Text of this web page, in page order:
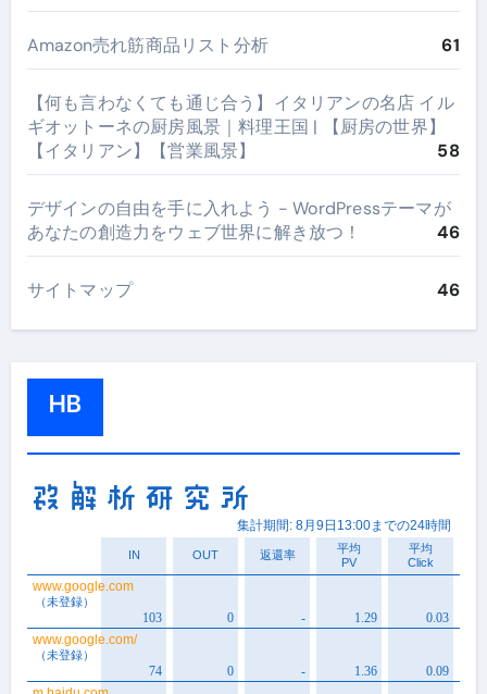
Amazon売れ筋商品リスト分析 61
【何も言わなくても通じ合う】イタリアンの名店 イル
ギオットーネの厨房風景｜料理王国 | 【厨房の世界】
【イタリアン】【営業風景】
58
デザインの自由を手に入れよう - WordPressテーマが
あなたの創造力をウェブ世界に解き放つ！
46
サイトマップ 46
HB